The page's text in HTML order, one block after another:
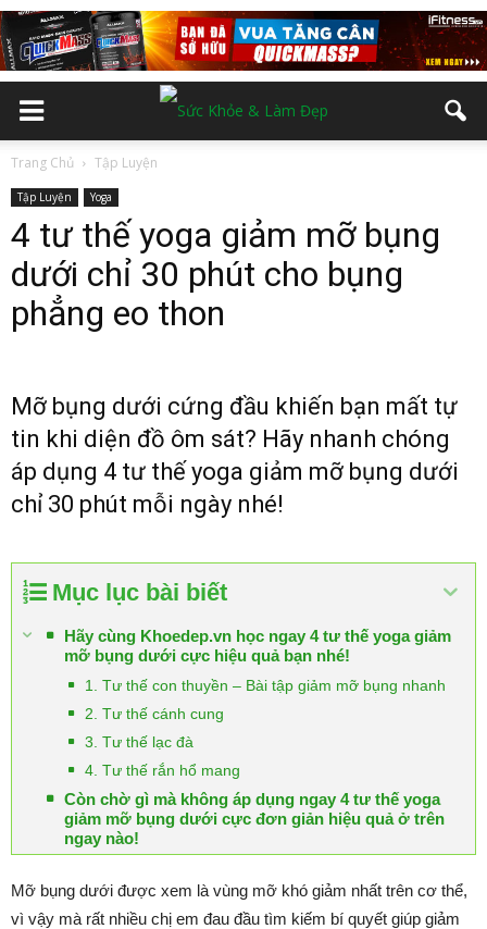
Trang Chủ Tập Luyện
Tập Luyện Yoga
4 tư thế yoga giảm mỡ bụng
dưới chỉ 30 phút cho bụng
phẳng eo thon
Mỡ bụng dưới cứng đầu khiến bạn mất tự
tin khi diện đồ ôm sát? Hãy nhanh chóng
áp dụng 4 tư thế yoga giảm mỡ bụng dưới
chỉ 30 phút mỗi ngày nhé!
Mục lục bài biết
Hãy cùng Khoedep.vn học ngay 4 tư thế yoga giảm
mỡ bụng dưới cực hiệu quả bạn nhé!
1. Tư thế con thuyền – Bài tập giảm mỡ bụng nhanh
2. Tư thế cánh cung
3. Tư thế lạc đà
4. Tư thế rắn hổ mang
Còn chờ gì mà không áp dụng ngay 4 tư thế yoga
giảm mỡ bụng dưới cực đơn giản hiệu quả ở trên
ngay nào!
Mỡ bụng dưới được xem là vùng mỡ khó giảm nhất trên cơ thể,
vì vậy mà rất nhiều chị em đau đầu tìm kiếm bí quyết giúp giảm